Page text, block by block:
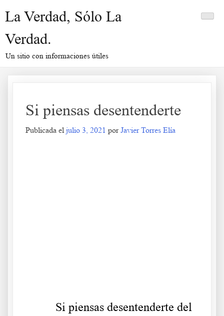
La Verdad, Sólo La
Verdad.
Un sitio con informaciones útiles
Si piensas desentenderte
Publicada el julio 3, 2021 porJavier Torres Elía
Si piensas desentenderte del